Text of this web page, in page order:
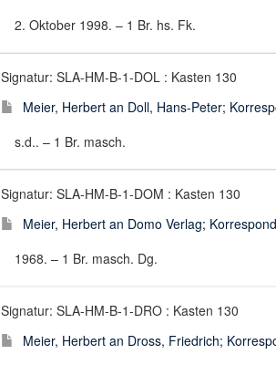
2. Oktober 1998. – 1 Br. hs. Fk.
Signatur: SLA-HM-B-1-DOL : Kasten 130
Meier, Herbert an Doll, Hans-Peter;
s.d.. – 1 Br. masch.
Signatur: SLA-HM-B-1-DOM : Kasten 130
Meier, Herbert an Domo Verlag;
1968. – 1 Br. masch. Dg.
Signatur: SLA-HM-B-1-DRO : Kasten 130
Meier, Herbert an Dross, Friedrich;